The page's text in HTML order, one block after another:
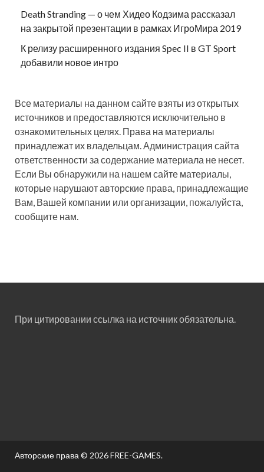
Death Stranding — о чем Хидео Кодзима рассказал
на закрытой презентации в рамках ИгроМира 2019
К релизу расширенного издания Spec II в GT Sport
добавили новое интро
Все материалы на данном сайте взяты из открытых
источников и предоставляются исключительно в
ознакомительных целях. Права на материалы
принадлежат их владельцам. Администрация сайта
ответственности за содержание материала не несет.
Если Вы обнаружили на нашем сайте материалы,
которые нарушают авторские права, принадлежащие
Вам, Вашей компании или организации, пожалуйста,
сообщите нам.
При цитировании ссылка на источник обязательна.
Авторские права © 2026FREE-GAMES.